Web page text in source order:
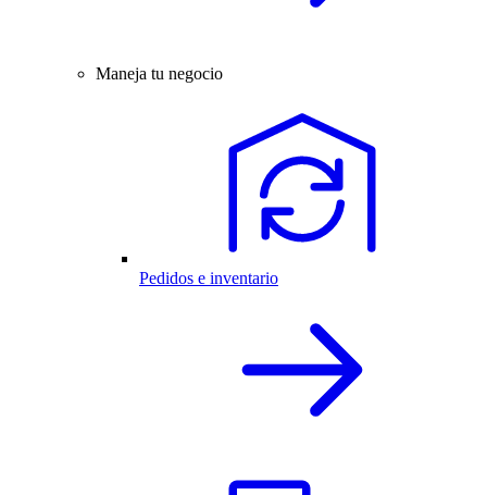
Maneja tu negocio
Pedidos e inventario